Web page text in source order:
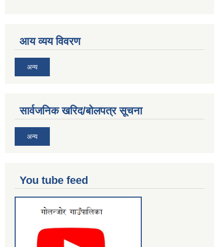
आय व्यय विवरण
अन्य
सार्वजनिक खरिद/बोलपत्र सूचना
अन्य
You tube feed